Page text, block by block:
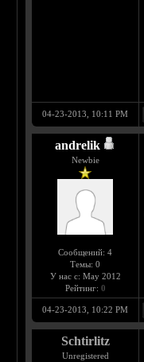
04-23-2013, 10:11 PM
andrelik
Newbie
Сообщений: 4
Темы: 0
У нас с: May 2012
Рейтинг: 0
04-23-2013, 10:22 PM
Schtirlitz
Unregistered